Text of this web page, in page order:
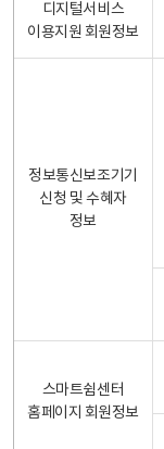
디지털서비스
이용지원 회원정보
정보통신보조기기
신청 및 수혜자
정보
스마트쉼센터
홈페이지 회원정보